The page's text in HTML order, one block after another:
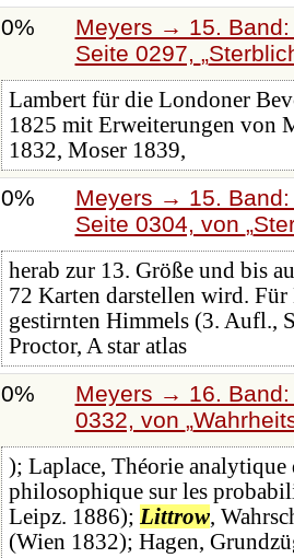
0%
Meyers → 15.
Seite 0297,
Lambert für die Londoner
1825 mit Erweiterungen von
1832, Moser 1839,
0%
Meyers → 15.
Seite 0304, von
herab zur 13. Größe und bis
72 Karten darstellen wird.
gestirnten Himmels (3. Aufl.,
Proctor, A star atlas
0%
Meyers → 16.
0332, von
); Laplace, Théorie
philosophique sur les
Leipz. 1886); Littrow,
(Wien 1832); Hagen,